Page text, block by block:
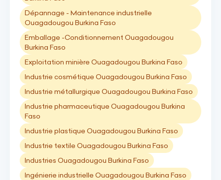
Dépannage - Maintenance industrielle
Ouagadougou Burkina Faso
Emballage -Conditionnement Ouagadougou
Burkina Faso
Exploitation minière Ouagadougou Burkina Faso
Industrie cosmétique Ouagadougou Burkina Faso
Industrie métallurgique Ouagadougou Burkina Faso
Industrie pharmaceutique Ouagadougou Burkina
Faso
Industrie plastique Ouagadougou Burkina Faso
Industrie textile Ouagadougou Burkina Faso
Industries Ouagadougou Burkina Faso
Ingénierie industrielle Ouagadougou Burkina Faso